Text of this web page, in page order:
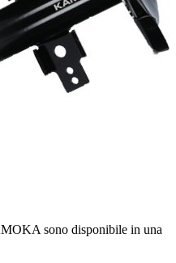
sono disponibile in una